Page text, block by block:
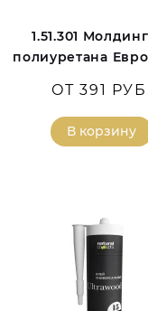
1.51.301
полиуретана
ОТ 391
В корзину